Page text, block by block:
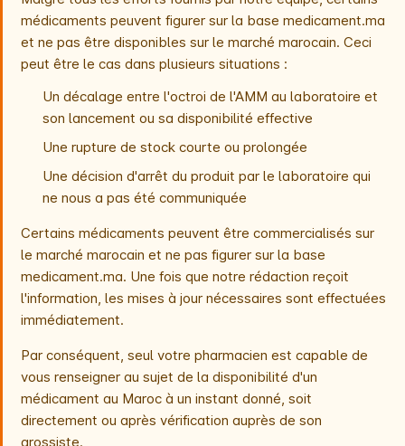
médicaments peuvent figurer sur la base medicament.ma
et ne pas être disponibles sur le marché marocain. Ceci
peut être le cas dans plusieurs situations :
Un décalage entre l'octroi de l'AMM au laboratoire et
son lancement ou sa disponibilité effective
Une rupture de stock courte ou prolongée
Une décision d'arrêt du produit par le laboratoire qui
ne nous a pas été communiquée
Certains médicaments peuvent être commercialisés sur
le marché marocain et ne pas figurer sur la base
medicament.ma. Une fois que notre rédaction reçoit
l'information, les mises à jour nécessaires sont effectuées
immédiatement.
Par conséquent, seul votre pharmacien est capable de
vous renseigner au sujet de la disponibilité d'un
médicament au Maroc à un instant donné, soit
directement ou après vérification auprès de son
grossiste.